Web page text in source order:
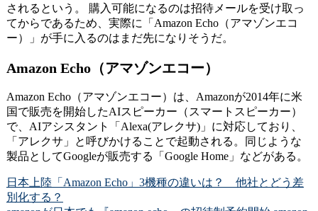
されるという。 購入可能になるのは招待メールを受け取っ
てからであるため、実際に「Amazon Echo（アマゾンエコ
ー）」が手に入るのはまだ先になりそうだ。
Amazon Echo（アマゾンエコー）
Amazon Echo（アマゾンエコー）は、Amazonが2014年に米
国で販売を開始したAIスピーカー（スマートスピーカー）
で、AIアシスタント「Alexa(アレクサ)」に対応しており、
「アレクサ」と呼びかけることで起動される。同じような
製品としてGoogleが販売する「Google Home」などがある。
日本上陸「Amazon Echo」3機種の違いは？ 他社とどう差
別化する？